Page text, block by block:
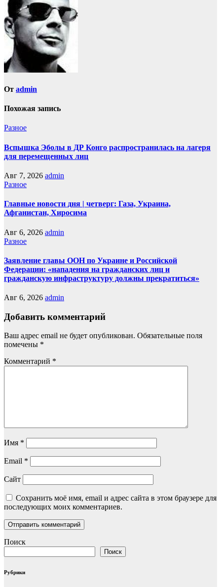
От admin
Похожая запись
Разное
Вспышка Эболы в ДР Конго распространилась на лагеря
для перемещенных лиц
Авг 7, 2026 admin
Разное
Главные новости дня | четверг: Газа, Украина,
Афганистан, Хиросима
Авг 6, 2026 admin
Разное
Заявление главы ООН по Украине и Российской
Федерации: «нападения на гражданских лиц и
гражданскую инфраструктуру должны прекратиться»
Авг 6, 2026 admin
Добавить комментарий
Ваш адрес email не будет опубликован. Обязательные поля
помечены *
Комментарий *
Имя *
Email *
Сайт
Сохранить моё имя, email и адрес сайта в этом браузере для
последующих моих комментариев.
Поиск
Поиск
Рубрики